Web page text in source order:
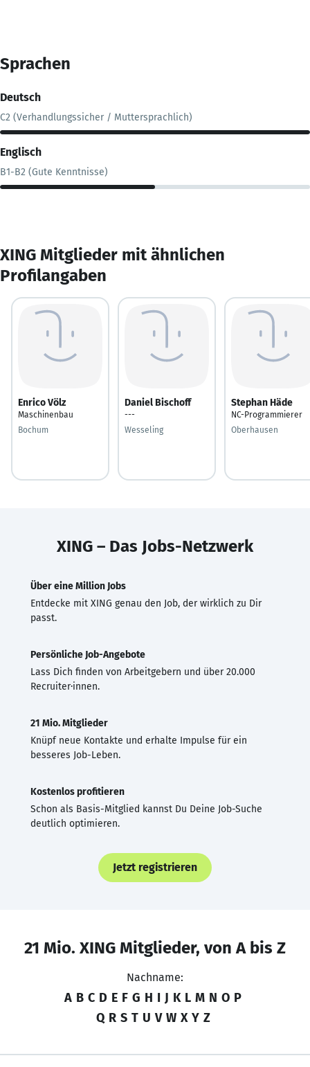
Sprachen
Deutsch
C2 (Verhandlungssicher / Muttersprachlich)
Englisch
B1-B2 (Gute Kenntnisse)
XING Mitglieder mit ähnlichen
Profilangaben
Enrico Völz
Maschinenbau
Bochum
Daniel Bischoff
---
Wesseling
Stephan Häde
NC-Programmierer
Oberhausen
XING – Das Jobs-Netzwerk
Über eine Million Jobs
Entdecke mit XING genau den Job, der wirklich zu Dir
passt.
Persönliche Job-Angebote
Lass Dich finden von Arbeitgebern und über 20.000
Recruiter·innen.
21 Mio. Mitglieder
Knüpf neue Kontakte und erhalte Impulse für ein
besseres Job-Leben.
Kostenlos profitieren
Schon als Basis-Mitglied kannst Du Deine Job-Suche
deutlich optimieren.
Jetzt registrieren
21 Mio. XING Mitglieder, von A bis Z
Nachname:
A B C D E F G H I J K L M N O P
Q R S T U V W X Y Z